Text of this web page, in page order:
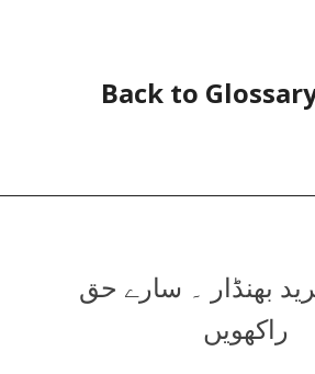
۔ فرید بھنڈار ۔ سارے حق
راکھویں